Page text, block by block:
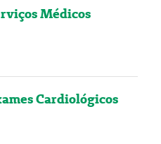
Médicos
Cardiológicos